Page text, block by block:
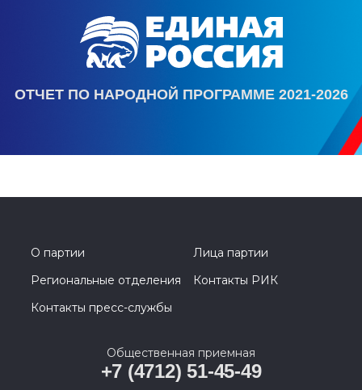
ОТЧЕТ ПО НАРОДНОЙ ПРОГРАММЕ 2021-2026
О партии
Лица партии
Региональные отделения
Контакты РИК
Контакты пресс-службы
Общественная приемная
+7 (4712) 51-45-49